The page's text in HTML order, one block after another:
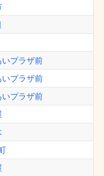
プラザ前
プラザ前
プラザ前